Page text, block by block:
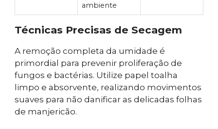
ambiente
Técnicas Precisas de Secagem
A remoção completa da umidade é
primordial para prevenir proliferação de
fungos e bactérias. Utilize papel toalha
limpo e absorvente, realizando movimentos
suaves para não danificar as delicadas folhas
de manjericão.